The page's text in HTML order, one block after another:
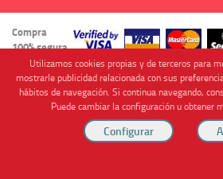
Compra
100% segura
Cofinanciado por
Utilizamos cookies propias y de terceros para
mostrarle publicidad relacionada con sus
hábitos de navegación. Si continua navegando,
Puede cambiar la configuración u obtener